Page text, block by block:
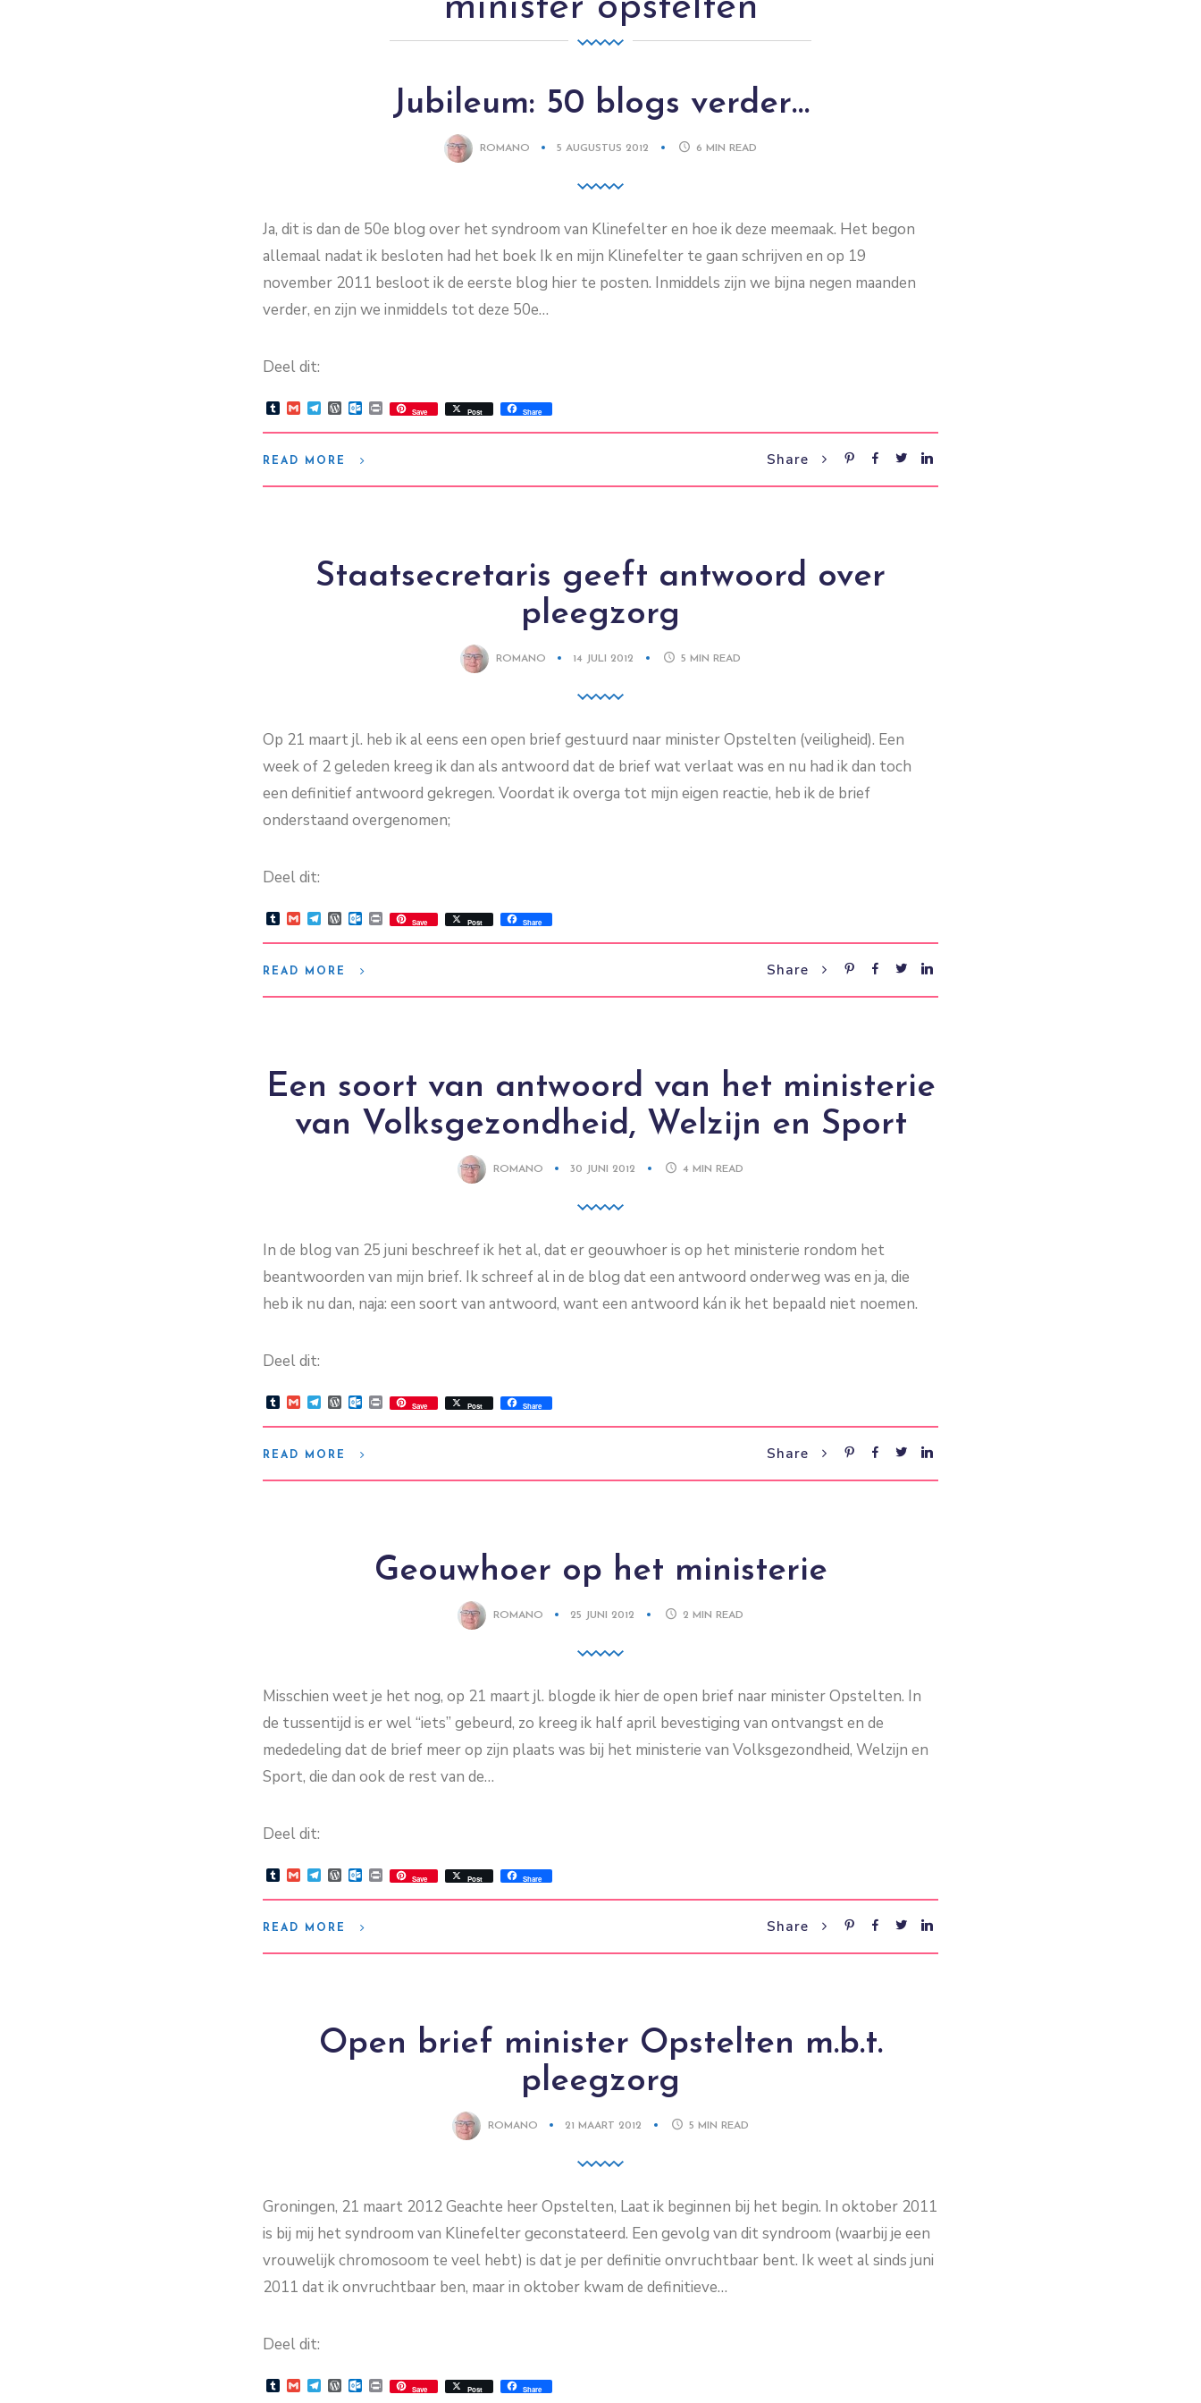
minister opstelten
Jubileum: 50 blogs verder…
ROMANO 5 AUGUSTUS 2012 6 MIN READ
Ja, dit is dan de 50e blog over het syndroom van Klinefelter en hoe ik deze meemaak. Het begon
allemaal nadat ik besloten had het boek Ik en mijn Klinefelter te gaan schrijven en op 19
november 2011 besloot ik de eerste blog hier te posten. Inmiddels zijn we bijna negen maanden
verder, en zijn we inmiddels tot deze 50e…
Deel dit:
TumblrGmailTelegram
WordPress
Outlook.com
PrintSave Post Share
READ MORE Share
Staatsecretaris geeft antwoord over
pleegzorg
ROMANO 14 JULI 2012 5 MIN READ
Op 21 maart jl. heb ik al eens een open brief gestuurd naar minister Opstelten (veiligheid). Een
week of 2 geleden kreeg ik dan als antwoord dat de brief wat verlaat was en nu had ik dan toch
een definitief antwoord gekregen. Voordat ik overga tot mijn eigen reactie, heb ik de brief
onderstaand overgenomen;
Deel dit:
TumblrGmailTelegram
WordPress
Outlook.com
PrintSave Post Share
READ MORE Share
Een soort van antwoord van het ministerie
van Volksgezondheid, Welzijn en Sport
ROMANO 30 JUNI 2012 4 MIN READ
In de blog van 25 juni beschreef ik het al, dat er geouwhoer is op het ministerie rondom het
beantwoorden van mijn brief. Ik schreef al in de blog dat een antwoord onderweg was en ja, die
heb ik nu dan, naja: een soort van antwoord, want een antwoord kán ik het bepaald niet noemen.
Deel dit:
TumblrGmailTelegram
WordPress
Outlook.com
PrintSave Post Share
READ MORE Share
Geouwhoer op het ministerie
ROMANO 25 JUNI 2012 2 MIN READ
Misschien weet je het nog, op 21 maart jl. blogde ik hier de open brief naar minister Opstelten. In
de tussentijd is er wel “iets” gebeurd, zo kreeg ik half april bevestiging van ontvangst en de
mededeling dat de brief meer op zijn plaats was bij het ministerie van Volksgezondheid, Welzijn en
Sport, die dan ook de rest van de…
Deel dit:
TumblrGmailTelegram
WordPress
Outlook.com
PrintSave Post Share
READ MORE Share
Open brief minister Opstelten m.b.t.
pleegzorg
ROMANO 21 MAART 2012 5 MIN READ
Groningen, 21 maart 2012 Geachte heer Opstelten, Laat ik beginnen bij het begin. In oktober 2011
is bij mij het syndroom van Klinefelter geconstateerd. Een gevolg van dit syndroom (waarbij je een
vrouwelijk chromosoom te veel hebt) is dat je per definitie onvruchtbaar bent. Ik weet al sinds juni
2011 dat ik onvruchtbaar ben, maar in oktober kwam de definitieve…
Deel dit:
TumblrGmailTelegram
WordPress
Outlook.com
PrintSave Post Share